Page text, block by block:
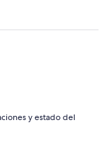
y estado del